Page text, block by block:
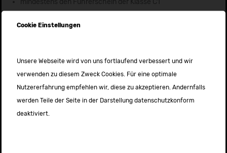
Einwandfreies polizeiliches Führungszeugnis
Cookie Einstellungen
Unsere Webseite wird von uns fortlaufend verbessert und wir
verwenden zu diesem Zweck Cookies. Für eine optimale
Nutzererfahrung empfehlen wir, diese zu akzeptieren. Andernfalls
werden Teile der Seite in der Darstellung datenschutzkonform
deaktiviert.